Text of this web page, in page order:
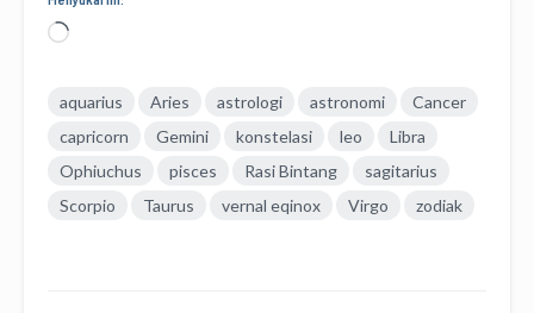
Memuat...
aquarius Aries astrologi astronomi
Cancer
capricorn
Gemini konstelasi leo
Libra
Ophiuchus
pisces Rasi Bintang
sagitarius
Scorpio
Taurus vernal eqinox Virgo zodiak